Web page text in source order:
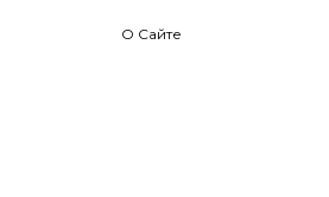
О Сайте